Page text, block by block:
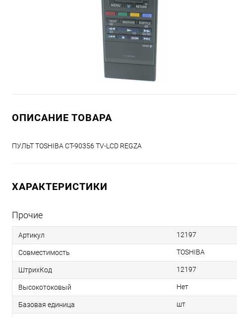
ОПИСАНИЕ ТОВАРА
ПУЛЬТ TOSHIBA CT-90356 TV-LCD REGZA
ХАРАКТЕРИСТИКИ
Прочие
Артикул 12197
Совместимость TOSHIBA
ШтрихКод 12197
Высокотоковый Нет
Базовая единица шт